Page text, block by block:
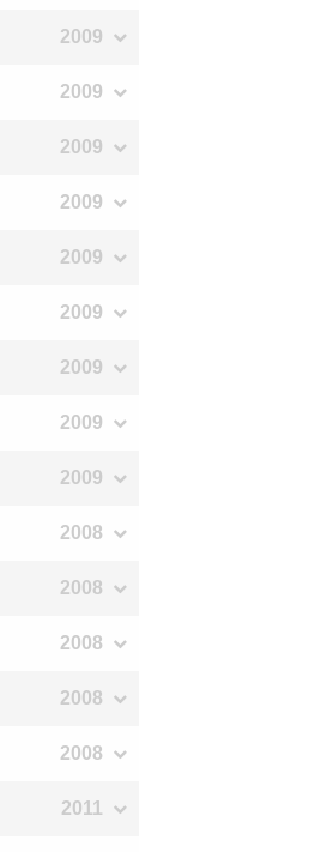
2009
2009
2009
2009
2009
2009
2009
2009
2009
2008
2008
2008
2008
2008
2011